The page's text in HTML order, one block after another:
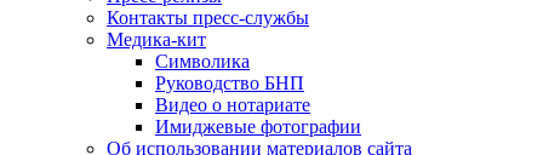
Контакты пресс-службы
Медика-кит
Символика
Руководство БНП
Видео о нотариате
Имиджевые фотографии
Об использовании материалов сайта